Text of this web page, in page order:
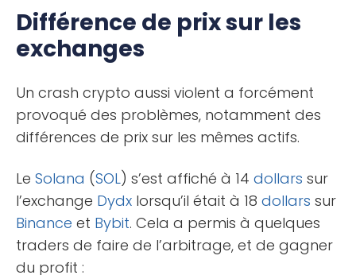
Différence de prix sur les
exchanges
Un crash crypto aussi violent a forcément
provoqué des problèmes, notamment des
différences de prix sur les mêmes actifs.
Le Solana (SOL) s’est affiché à 14 dollars sur
l’exchange Dydx lorsqu’il était à 18 dollars sur
Binance et Bybit. Cela a permis à quelques
traders de faire de l’arbitrage, et de gagner
du profit :